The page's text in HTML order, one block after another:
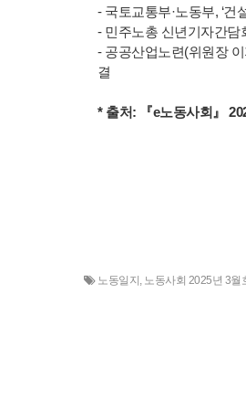
- 국토교통부·노동부, ‘
- 민주노총 신년기자간담
- 공공산업노련(위원장
결
* 출처: 『e노동사회』
노동일지 , 노동사회 2025년 3월